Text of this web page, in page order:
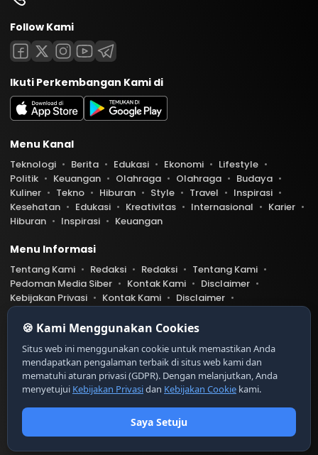
0 0 15
Follow Kami
Ikuti Perkembangan Kami di
Menu Kanal
Teknologi Berita Edukasi Ekonomi
Lifestyle
Politik
Keuangan Olahraga Olahraga
Budaya
Kuliner
Tekno Hiburan Style Travel
Inspirasi
Kesehatan
Edukasi Kreativitas Internasional
Karier
Hiburan
Inspirasi Keuangan
Menu Informasi
Tentang Kami Redaksi Redaksi
Tentang Kami
Pedoman Media Siber
Kontak Kami
Disclaimer
Kebijakan Privasi
Kontak Kami
Disclaimer
Pedoman Media Siber
Belibis.com telah diverifikasi oleh Dewan Pers
tifikat Nomor 9999/DP-Verifikasi/K/XII/20XX
https://dewanpers.or.id/data/contoh-xxx
PT Digital Kreator Nusantara
🍪 Kami Menggunakan Cookies
Situs web ini menggunakan cookie untuk memastikan Anda
mendapatkan pengalaman terbaik di situs web kami dan
mematuhi aturan privasi (GDPR). Dengan melanjutkan, Anda
menyetujui Kebijakan Privasidan Kebijakan Cookie kami.
Saya Setuju